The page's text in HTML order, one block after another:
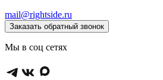
mail@rightside.ru
Заказать обратный звонок
Мы в соц сетях